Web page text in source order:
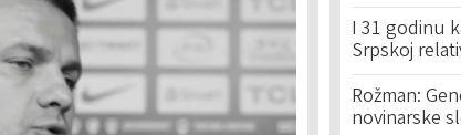
I 31 godinu
Srpskoj
Rožman:
novinarske